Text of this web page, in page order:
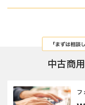
中古商
フ